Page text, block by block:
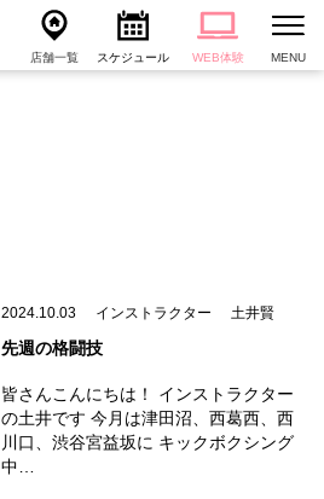
店舗一覧 スケジュール WEB体験 MENU
2024.10.03 インストラクター 土井賢
先週の格闘技
皆さんこんにちは！ インストラクター
の土井です 今月は津田沼、西葛西、西
川口、渋谷宮益坂に キックボクシング
中…